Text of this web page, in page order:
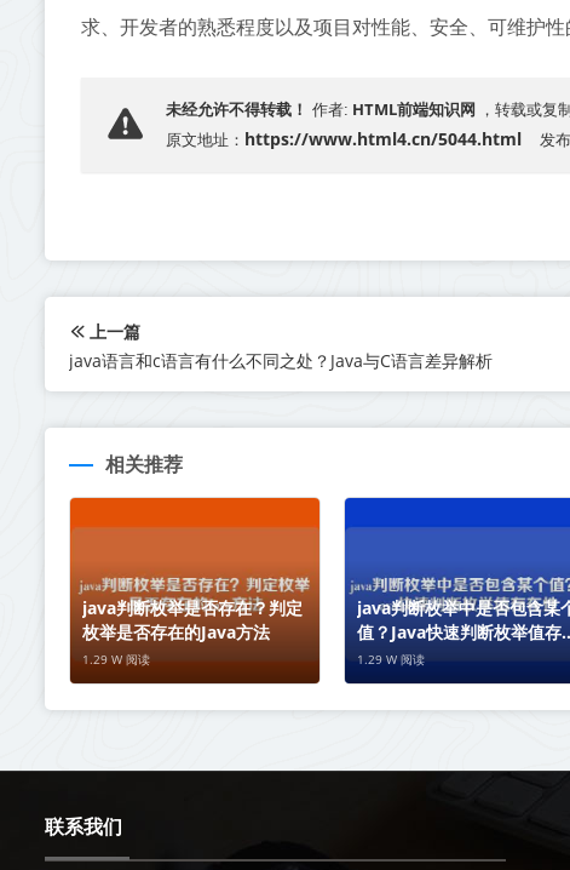
求、开发者的熟悉程度以及项目对性能、安全、可维护性
未经允许不得转载！ 作者: HTML前端知识网 ，转载或复
原文地址： https://www.html4.cn/5044.html 发
上一篇
java语言和c语言有什么不同之处？Java与C语言差异解析
相关推荐
java判断枚举是否存在？判定
枚举是否存在的Java方法
1.29 W 阅读
java判断枚举中是否包含某
值？Java快速判断枚举值存
性
1.29 W 阅读
联系我们